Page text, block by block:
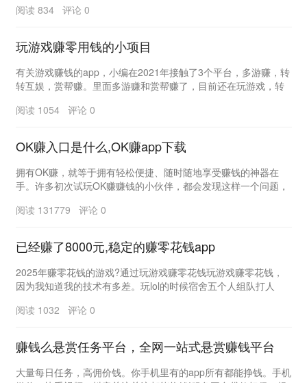
阅读 834 评论 0
玩游戏赚零用钱的小项目
有关游戏赚钱的app，小编在2021年接触了3个平台，多游赚，转
转互娱，赏帮赚。里面多游赚和赏帮赚了，目前还在玩游戏，转
阅读 1054 评论 0
OK赚入口是什么,OK赚app下载
拥有OK赚，就等于拥有轻松便捷、随时随地享受赚钱的神器在
手。许多初次试玩OK赚赚钱的小伙伴，都会发现这样一个问题，
阅读 131779 评论 0
已经赚了8000元,稳定的赚零花钱app
2025年赚零花钱的游戏?通过玩游戏赚零花钱玩游戏赚零花钱，
因为我知道我的技术有多差。玩lol的时候宿舍五个人组队打人
阅读 1032 评论 0
赚钱么悬赏任务平台，全网一站式悬赏赚钱平台
大量每日任务，高佣价钱。你手机里有的app所有都能挣钱。手机